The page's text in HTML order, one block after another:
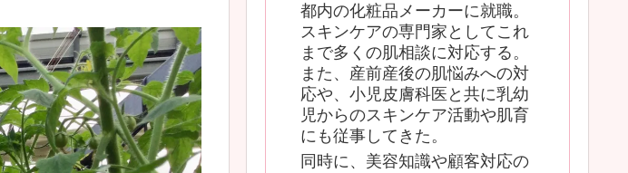
都内の化粧品メーカーに就職。
スキンケアの専門家としてこれ
まで多くの肌相談に対応する。
また、産前産後の肌悩みへの対
応や、小児皮膚科医と共に乳幼
児からのスキンケア活動や肌育
にも従事してきた。
同時に、美容知識や顧客対応の